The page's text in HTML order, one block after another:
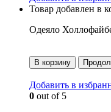
Товар добавлен в
Одеяло
В корзину
Добавить в
0 out of 5